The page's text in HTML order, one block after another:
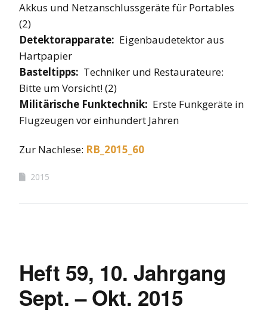
Akkus und Netzanschlussgeräte für Portables
(2)
Detektorapparate: Eigenbaudetektor aus
Hartpapier
Basteltipps: Techniker und Restaurateure:
Bitte um Vorsicht! (2)
Militärische Funktechnik: Erste Funkgeräte in
Flugzeugen vor einhundert Jahren
Zur Nachlese: RB_2015_60
2015
Heft 59, 10. Jahrgang
Sept. – Okt. 2015